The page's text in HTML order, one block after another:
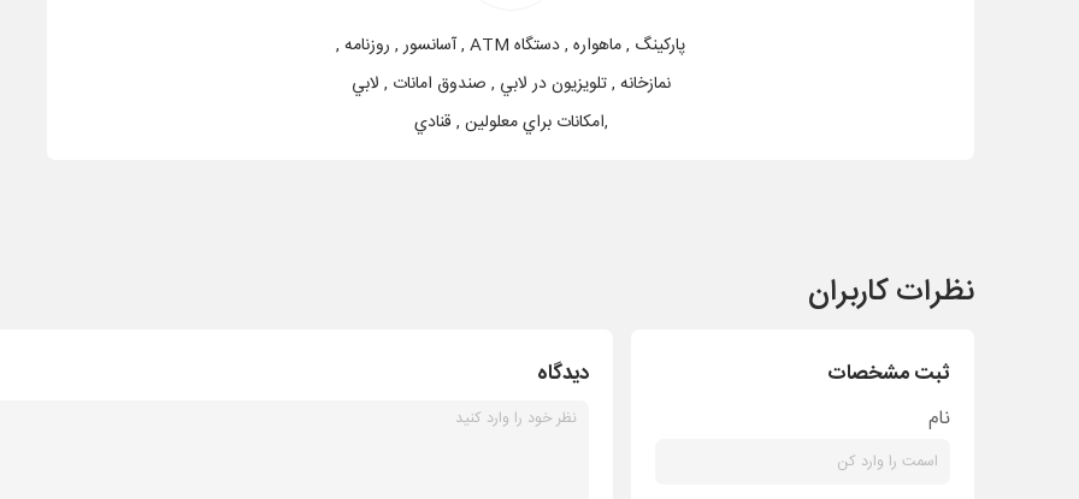
پاركينگ , ماهواره , دستگاه ATM , آسانسور , روزنامه ,
نمازخانه , تلويزيون در لابي , صندوق امانات , لابي
,امكانات براي معلولين , قنادي
نظرات کاربران
ثبت مشخصات
نام
دیدگاه